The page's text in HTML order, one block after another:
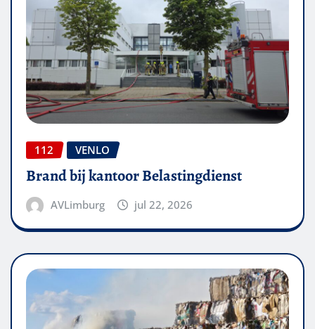
112 VENLO
Brand bij kantoor Belastingdienst
AVLimburg jul 22, 2026